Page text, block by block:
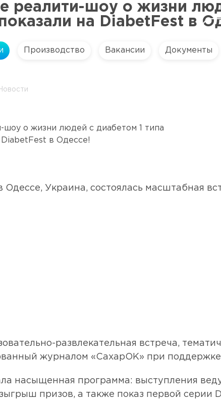
реалити-шоу о жизни
на DiabetFest в
Производство Вакансии Документы
в Одессе, Украина, состоялась масштабная
развлекательная встреча,
журналом «СахарОК» при
насыщенная программа: выступления
призов, а также показ первой серии